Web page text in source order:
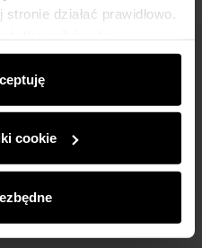
działać prawidłowo.
ich preferencji treści,
reklamowe informujące o
sklepie. Informacje o tym,
reklamowym i
połączyć te informacje z
cookie
się